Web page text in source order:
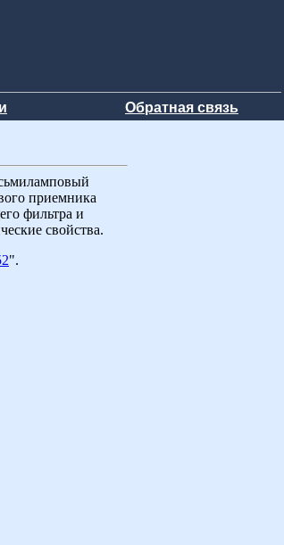
Обратная связь
приемника
фильтра и
свойства.
".